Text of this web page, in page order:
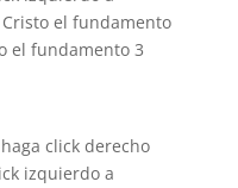
el fundamento
el fundamento 3
click derecho
izquierdo a